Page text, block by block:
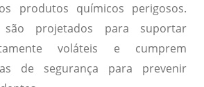
produtos químicos perigosos.
são projetados para suportar
voláteis e cumprem
de segurança para prevenir